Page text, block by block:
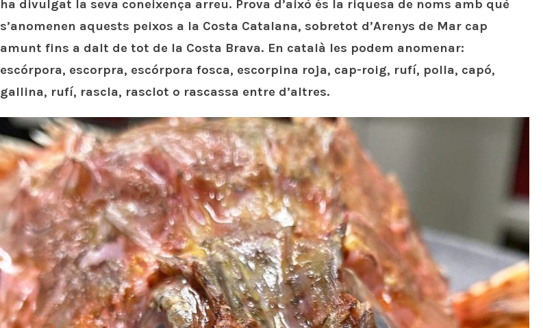
ha divulgat la seva coneixença arreu. Prova d’això és la riquesa de noms amb què
s’anomenen aquests peixos a la Costa Catalana, sobretot d’Arenys de Mar cap
amunt fins a dalt de tot de la Costa Brava. En català les podem anomenar:
escórpora, escorpra, escórpora fosca, escorpina roja, cap-roig, rufí, polla, capó,
gallina, rufí, rascla, rasclot o rascassa entre d’altres.